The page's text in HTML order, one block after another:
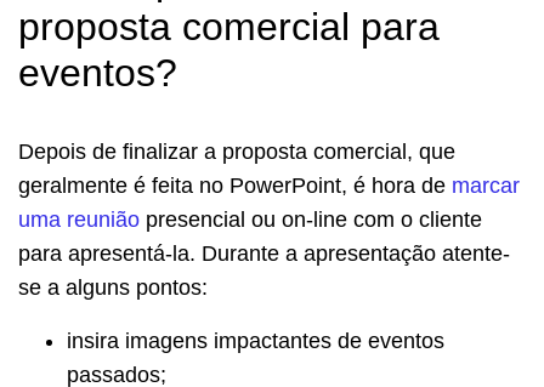
proposta comercial para
eventos?
Depois de finalizar a proposta comercial, que
geralmente é feita no PowerPoint, é hora de marcar
uma reunião presencial ou on-line com o cliente
para apresentá-la. Durante a apresentação atente-
se a alguns pontos:
insira imagens impactantes de eventos
passados;